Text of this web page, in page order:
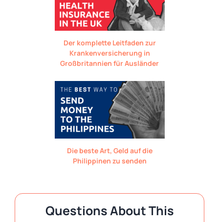
Der komplette Leitfaden zur
Krankenversicherung in
Großbritannien für Ausländer
Die beste Art, Geld auf die
Philippinen zu senden
Questions About This